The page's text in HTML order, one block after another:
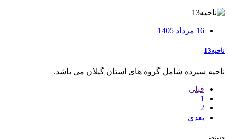
16 مرداد 1405
ناحیه13
ناحيه سیزده شامل گروه های استان گيلان می باشد.
قبلی
1
2
بعدی
جستجو